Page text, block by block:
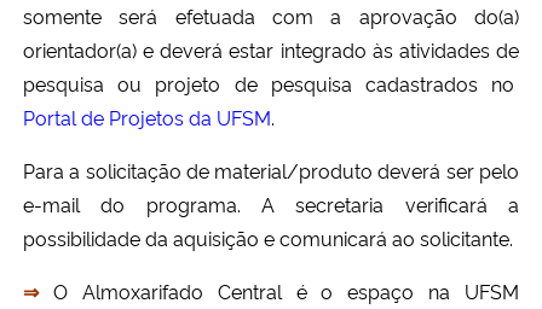
Ministério do Turismo
Ministério do Desenvolvimento Regional
Ministério da Mulher, da Família e dos Direitos Humanos
Secretaria-Geral
somente será efetuada com a aprovação do(a)
orientador(a) e deverá estar integrado às atividades de
pesquisa ou projeto de pesquisa cadastrados no
Portal de Projetos da UFSM.
Para a solicitação de material/produto deverá ser pelo
e-mail do programa. A secretaria verificará a
possibilidade da aquisição e comunicará ao solicitante.
⇒O Almoxarifado Central é o espaço na UFSM